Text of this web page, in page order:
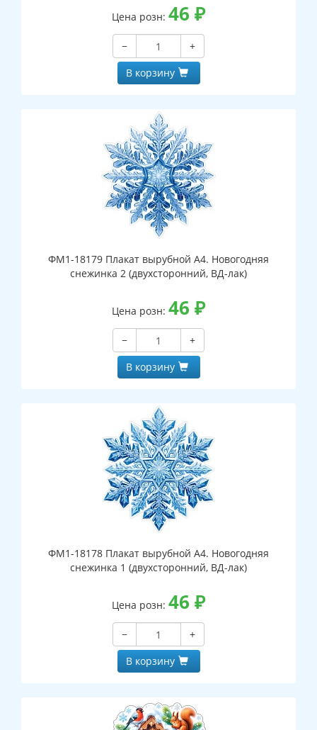
Цена розн: 46 ₽
−
+
В корзину
ФМ1-18179 Плакат вырубной А4. Новогодняя
снежинка 2 (двухсторонний, ВД-лак)
Цена розн: 46 ₽
−
+
В корзину
ФМ1-18178 Плакат вырубной А4. Новогодняя
снежинка 1 (двухсторонний, ВД-лак)
Цена розн: 46 ₽
−
+
В корзину